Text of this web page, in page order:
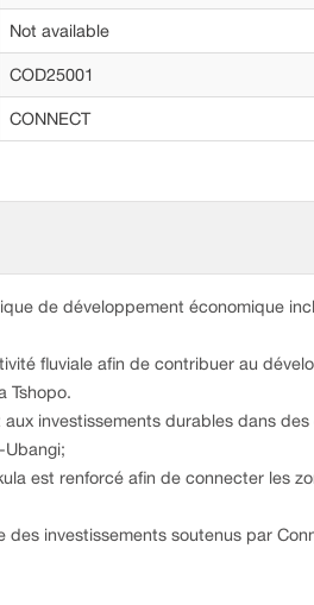
Not available
COD25001
CONNECT
de développement économique
fluviale afin de contribuer au
Tshopo.
investissements durables dans des
Ubangi;
est renforcé afin de connecter les
des investissements soutenus par